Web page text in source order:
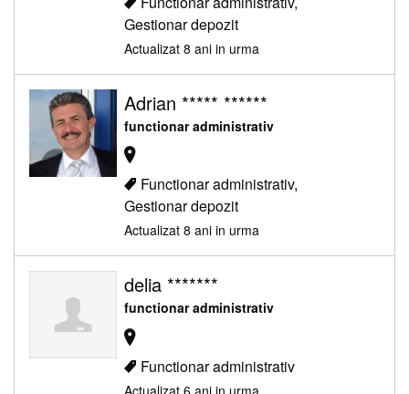
Gestionar depozit
Actualizat 8 ani in urma
Adrian ***** ******
functionar administrativ
Functionar administrativ,
Gestionar depozit
Actualizat 8 ani in urma
delia *******
functionar administrativ
Functionar administrativ
Actualizat 6 ani in urma